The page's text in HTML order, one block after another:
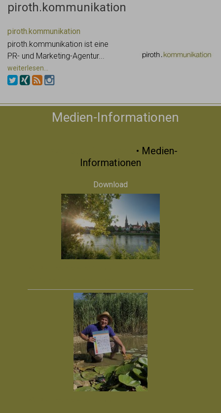
piroth.kommunikation
piroth.kommunikation
piroth.kommunikation ist eine
PR- und Marketing-Agentur...
weiterlesen...
Medien-Informationen
• Medien-
Informationen
Download